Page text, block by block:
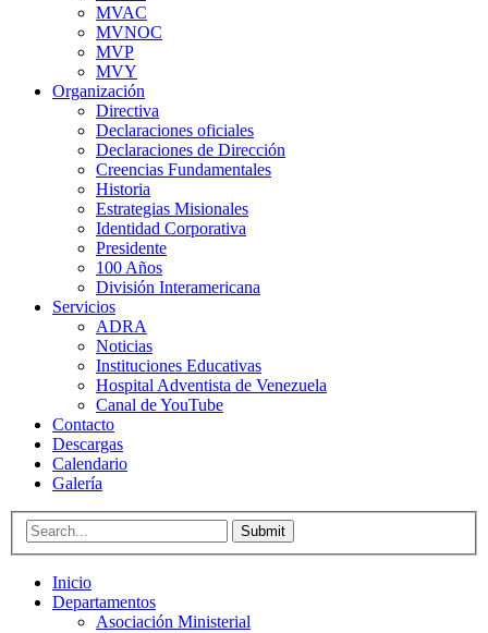
MVAC
MVNOC
MVP
MVY
Organización
Directiva
Declaraciones oficiales
Declaraciones de Dirección
Creencias Fundamentales
Historia
Estrategias Misionales
Identidad Corporativa
Presidente
100 Años
División Interamericana
Servicios
ADRA
Noticias
Instituciones Educativas
Hospital Adventista de Venezuela
Canal de YouTube
Contacto
Descargas
Calendario
Galería
Submit
Inicio
Departamentos
Asociación Ministerial